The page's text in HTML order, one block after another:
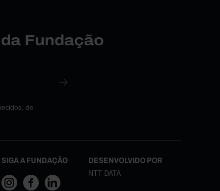
Fundação
de
SIGA A FUNDAÇÃO DESENVOLVIDO POR
NTT DATA